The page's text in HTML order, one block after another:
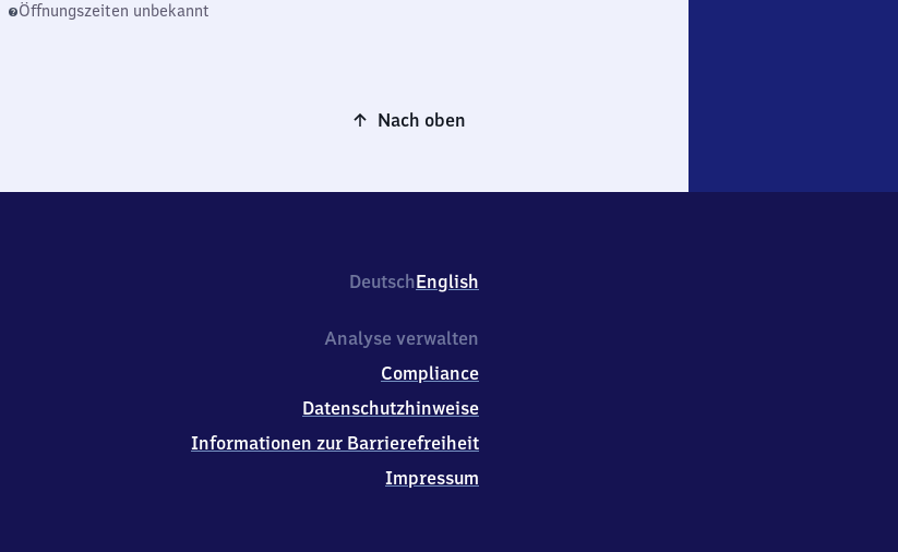
Öffnungszeiten unbekannt
Nach oben
DeutschEnglish
Analyse verwalten
Compliance
Datenschutzhinweise
Informationen zur Barrierefreiheit
Impressum